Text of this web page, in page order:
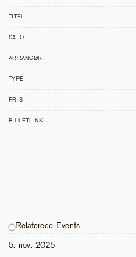
TITEL
DATO
ARRANGØR
TYPE
PRIS
BILLETLINK
Relaterede Events
5. nov. 2025